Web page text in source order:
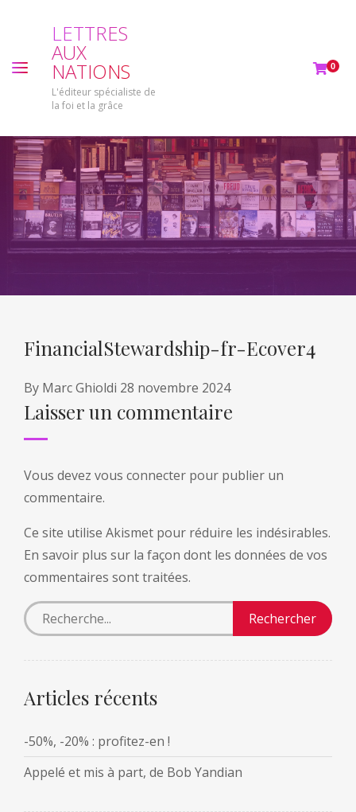
LETTRES
AUX
NATIONS
L'éditeur spécialiste de
la foi et la grâce
0
FinancialStewardship-fr-Ecover4
By Marc Ghioldi 28 novembre 2024
Laisser un commentaire
Vous devez vous connecter pour publier un
commentaire.
Ce site utilise Akismet pour réduire les indésirables.
En savoir plus sur la façon dont les données de vos
commentaires sont traitées.
Articles récents
-50%, -20% : profitez-en !
Appelé et mis à part, de Bob Yandian